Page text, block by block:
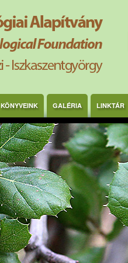
KÖNYVEINK GALÉRIA LINKTÁR